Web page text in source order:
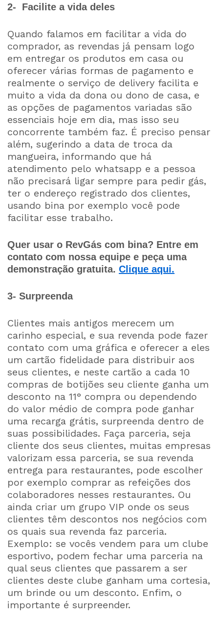
2- Facilite a vida deles
Quando falamos em facilitar a vida do
comprador, as revendas já pensam logo
em entregar os produtos em casa ou
oferecer várias formas de pagamento e
realmente o serviço de delivery facilita e
muito a vida da dona ou dono de casa, e
as opções de pagamentos variadas são
essenciais hoje em dia, mas isso seu
concorrente também faz. É preciso pensar
além, sugerindo a data de troca da
mangueira, informando que há
atendimento pelo whatsapp e a pessoa
não precisará ligar sempre para pedir gás,
ter o endereço registrado dos clientes,
usando bina por exemplo você pode
facilitar esse trabalho.
Quer usar o RevGás com bina? Entre em
contato com nossa equipe e peça uma
demonstração gratuita. Clique aqui.
3- Surpreenda
Clientes mais antigos merecem um
carinho especial, e sua revenda pode fazer
contato com uma gráfica e oferecer a eles
um cartão fidelidade para distribuir aos
seus clientes, e neste cartão a cada 10
compras de botijões seu cliente ganha um
desconto na 11° compra ou dependendo
do valor médio de compra pode ganhar
uma recarga grátis, surpreenda dentro de
suas possibilidades. Faça parceria, seja
cliente dos seus clientes, muitas empresas
valorizam essa parceria, se sua revenda
entrega para restaurantes, pode escolher
por exemplo comprar as refeições dos
colaboradores nesses restaurantes. Ou
ainda criar um grupo VIP onde os seus
clientes têm descontos nos negócios com
os quais sua revenda faz parceria.
Exemplo: se vocês vendem para um clube
esportivo, podem fechar uma parceria na
qual seus clientes que passarem a ser
clientes deste clube ganham uma cortesia,
um brinde ou um desconto. Enfim, o
importante é surpreender.